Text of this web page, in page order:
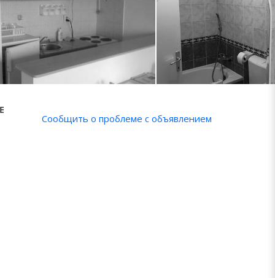
Сообщить о проблеме с объявлением